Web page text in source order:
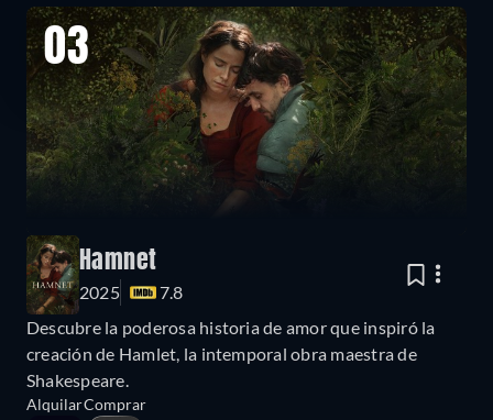
03
Hamnet
2025
7.8
Descubre la poderosa historia de amor que inspiró la
creación de Hamlet, la intemporal obra maestra de
Shakespeare.
AlquilarComprar